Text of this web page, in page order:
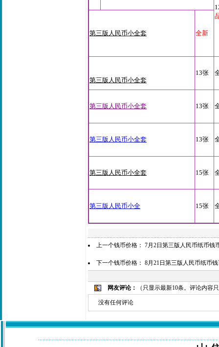
第三版人民币小全套 全新
第三版人民币小全套
13张
第三版人民币小全套 13张
第三版人民币小全套 13张
第三版人民币小全套 15张
第三版人民币小全 15张
上一个钱币价格： 7月2日第三版人民币纸币钱
下一个钱币价格： 8月21日第三版人民币纸币
网友评论： （只显示最新10条。评论内容
没有任何评论